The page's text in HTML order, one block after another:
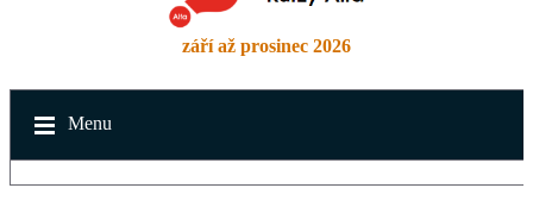
září až prosinec 2026
Menu